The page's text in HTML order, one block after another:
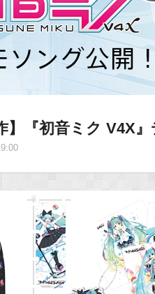
】『初音ミク V4X